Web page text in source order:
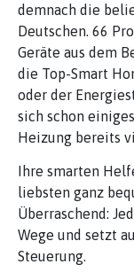
demnach die
Deutschen. 66
Geräte aus dem
die Top-Smart
oder der
sich schon
Heizung bereits
Ihre smarten
liebsten ganz
Überraschend:
Wege und setzt
Steuerung.